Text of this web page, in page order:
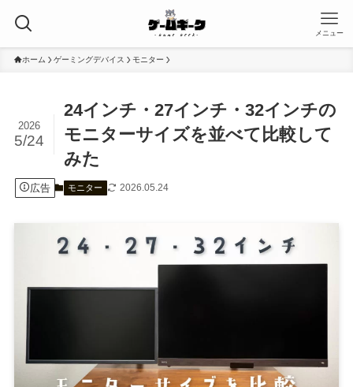
メニュー
ホーム ゲーミングデバイス モニター
24インチ・27インチ・32インチの
モニターサイズを並べて比較して
みた
2026
5/24
広告 モニター 2026.05.24